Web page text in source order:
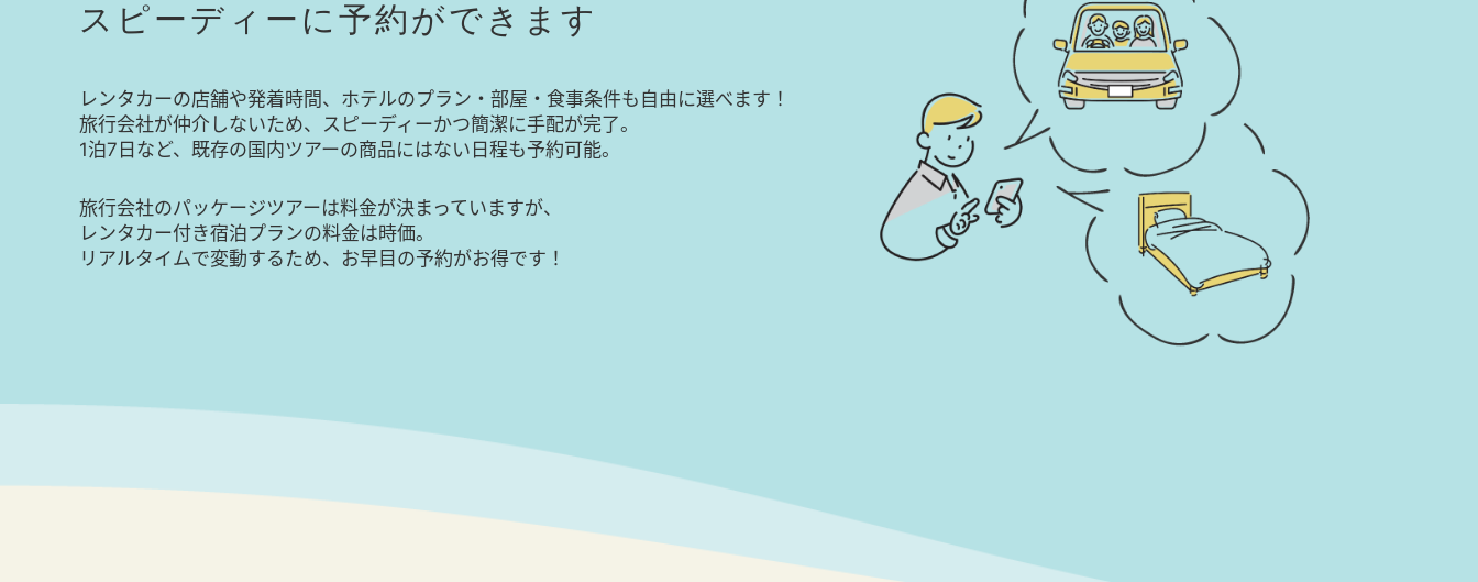
スピーディーに予約ができます
レンタカーの店舗や発着時間、ホテルのプラン・部屋・食事条件も自由に選べます！
旅行会社が仲介しないため、スピーディーかつ簡潔に手配が完了。
1泊7日など、既存の国内ツアーの商品にはない日程も予約可能。
旅行会社のパッケージツアーは料金が決まっていますが、
レンタカー付き宿泊プランの料金は時価。
リアルタイムで変動するため、お早目の予約がお得です！